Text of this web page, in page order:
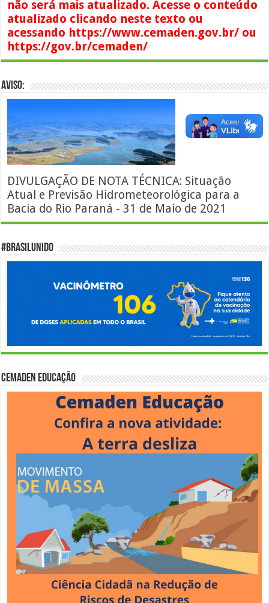
não será mais atualizado. Acesse o conteúdo
atualizado clicando neste texto ou
acessando https://www.cemaden.gov.br/ ou
https://gov.br/cemaden/
AVISO:
DIVULGAÇÃO DE NOTA TÉCNICA: Situação
Atual e Previsão Hidrometeorológica para a
Bacia do Rio Paraná - 31 de Maio de 2021
#BrasilUnido
Cemaden Educação